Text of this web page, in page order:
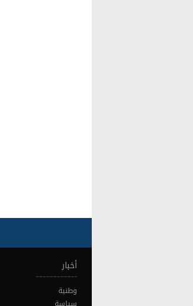
أخبار
وطنية